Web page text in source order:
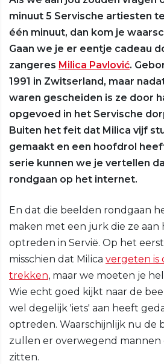
minuut 5 Servische artiesten
één minuut, dan kom je
Gaan we je er eentje cadeau
zangeres Milica Pavlović.
1991 in Zwitserland, maar
waren gescheiden is ze door
opgevoed in het Servische
Buiten het feit dat Milica vijf
gemaakt en een hoofdrol
serie kunnen we je vertellen
rondgaan op het internet.
En dat die beelden rondgaan
maken met een jurk die ze aan
optreden in Servië. Op het
misschien dat Milica vergeten is
trekken, maar we moeten je
Wie echt goed kijkt naar de
wel degelijk 'iets' aan heeft
optreden. Waarschijnlijk nu de
zullen er overwegend mannen
zitten.